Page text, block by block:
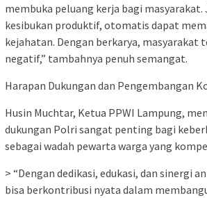
membuka peluang kerja bagi
kesibukan produktif, otomatis dapat
kejahatan. Dengan berkarya, masyarakat
negatif,” tambahnya penuh semangat.
Harapan Dukungan dan Pengembangan
Husin Muchtar, Ketua PPWI Lampung,
dukungan Polri sangat penting bagi
sebagai wadah pewarta warga yang
> “Dengan dedikasi, edukasi, dan sinergi
bisa berkontribusi nyata dalam